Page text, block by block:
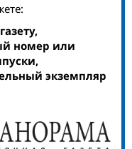
номер или
экземпляр